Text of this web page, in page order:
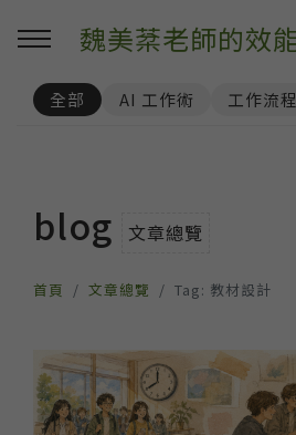
魏美棻老師的效
全部 AI 工作術 工作流
blog 文章總覽
首頁 文章總覽 Tag: 教材設計